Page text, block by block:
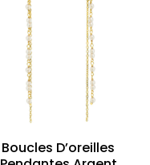
Boucles D’oreilles